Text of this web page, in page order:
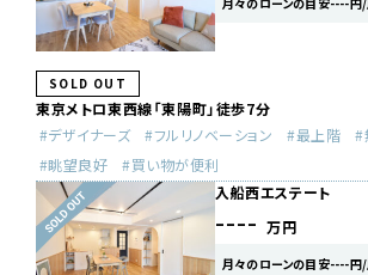
SOLD OUT
東京メトロ東西線「東陽町」徒歩7分
デザイナーズ
フルリノベーション 最上階
眺望良好
買い物が便利
入船西エステート
---- 万円
月々のローンの目安----円/